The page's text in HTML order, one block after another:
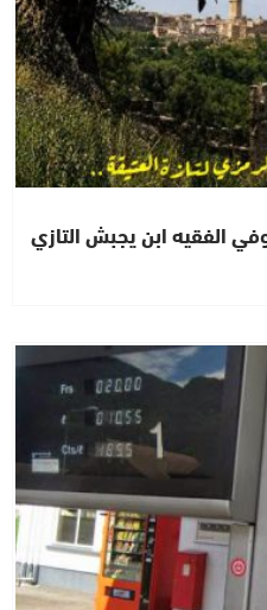
الفقيه ابن يجبش التازي